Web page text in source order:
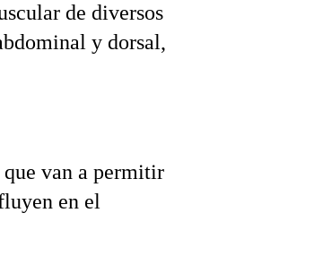
de diversos
y dorsal,
que van a permitir
en el